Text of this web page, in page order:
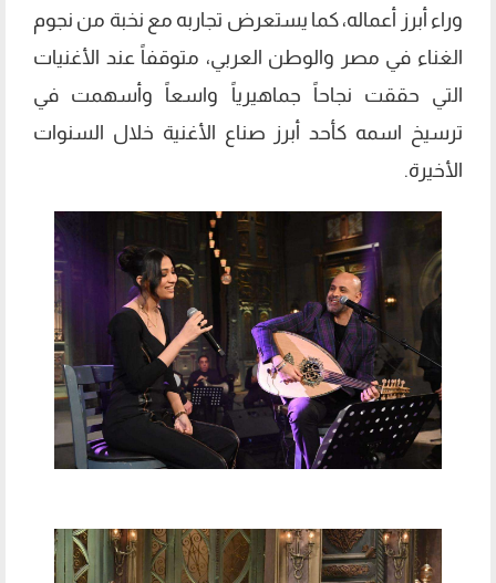
وراء أبرز أعماله، كما يستعرض تجاربه مع نخبة من نجوم
الغناء في مصر والوطن العربي، متوقفاً عند الأغنيات
التي حققت نجاحاً جماهيرياً واسعاً وأسهمت في
ترسيخ اسمه كأحد أبرز صناع الأغنية خلال السنوات
الأخيرة.